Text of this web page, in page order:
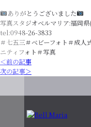
ありがとうございました
写真スタジオベルマリア:福岡
tel:0948-26-3833
＃七五三＃ベビーフォト＃成人
ニティフォト＃写真
＜前の記事
次の記事＞